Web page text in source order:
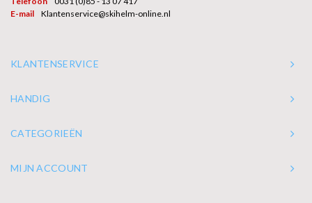
E-mail
Klantenservice@skihelm-online.nl
KLANTENSERVICE
HANDIG
CATEGORIEËN
MIJN ACCOUNT